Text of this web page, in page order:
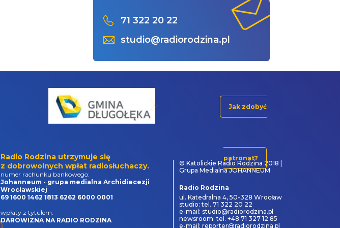
71 322 20 22
studio@radiorodzina.pl
Jak zdobyć
patronat?
Radio Rodzina utrzymuje się
z dobrowolnych wpłat radiosłuchaczy.
numer rachunku bankowego:
Johanneum - grupa medialna Archidiecezji
Wrocławskiej
69 1600 1462 1813 6262 6000 0001
wpłaty z tytułem:
DAROWIZNA NA RADIO RODZINA
© Katolickie Radio Rodzina 2018 |
Grupa Medialna JOHANNEUM
Radio Rodzina
ul. Katedralna 4, 50-328 Wrocław
studio: tel. 71 322 20 22
e-mail: studio@radiorodzina.pl
newsroom: tel. +48 71 327 12 85
e-mail: reporter@radiorodzina.pl